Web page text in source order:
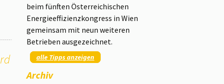
beim fünften Österreichischen
Energieeffizienzkongress in Wien
gemeinsam mit neun weiteren
Betrieben ausgezeichnet.
alle Tipps anzeigen
Archiv